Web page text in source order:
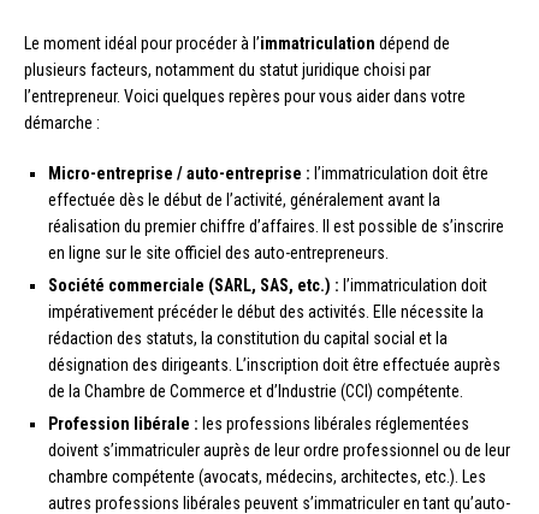
Le moment idéal pour procéder à l’immatriculation dépend de
plusieurs facteurs, notamment du statut juridique choisi par
l’entrepreneur. Voici quelques repères pour vous aider dans votre
démarche :
Micro-entreprise / auto-entreprise : l’immatriculation doit être
effectuée dès le début de l’activité, généralement avant la
réalisation du premier chiffre d’affaires. Il est possible de s’inscrire
en ligne sur le site officiel des auto-entrepreneurs.
Société commerciale (SARL, SAS, etc.) : l’immatriculation doit
impérativement précéder le début des activités. Elle nécessite la
rédaction des statuts, la constitution du capital social et la
désignation des dirigeants. L’inscription doit être effectuée auprès
de la Chambre de Commerce et d’Industrie (CCI) compétente.
Profession libérale : les professions libérales réglementées
doivent s’immatriculer auprès de leur ordre professionnel ou de leur
chambre compétente (avocats, médecins, architectes, etc.). Les
autres professions libérales peuvent s’immatriculer en tant qu’auto-